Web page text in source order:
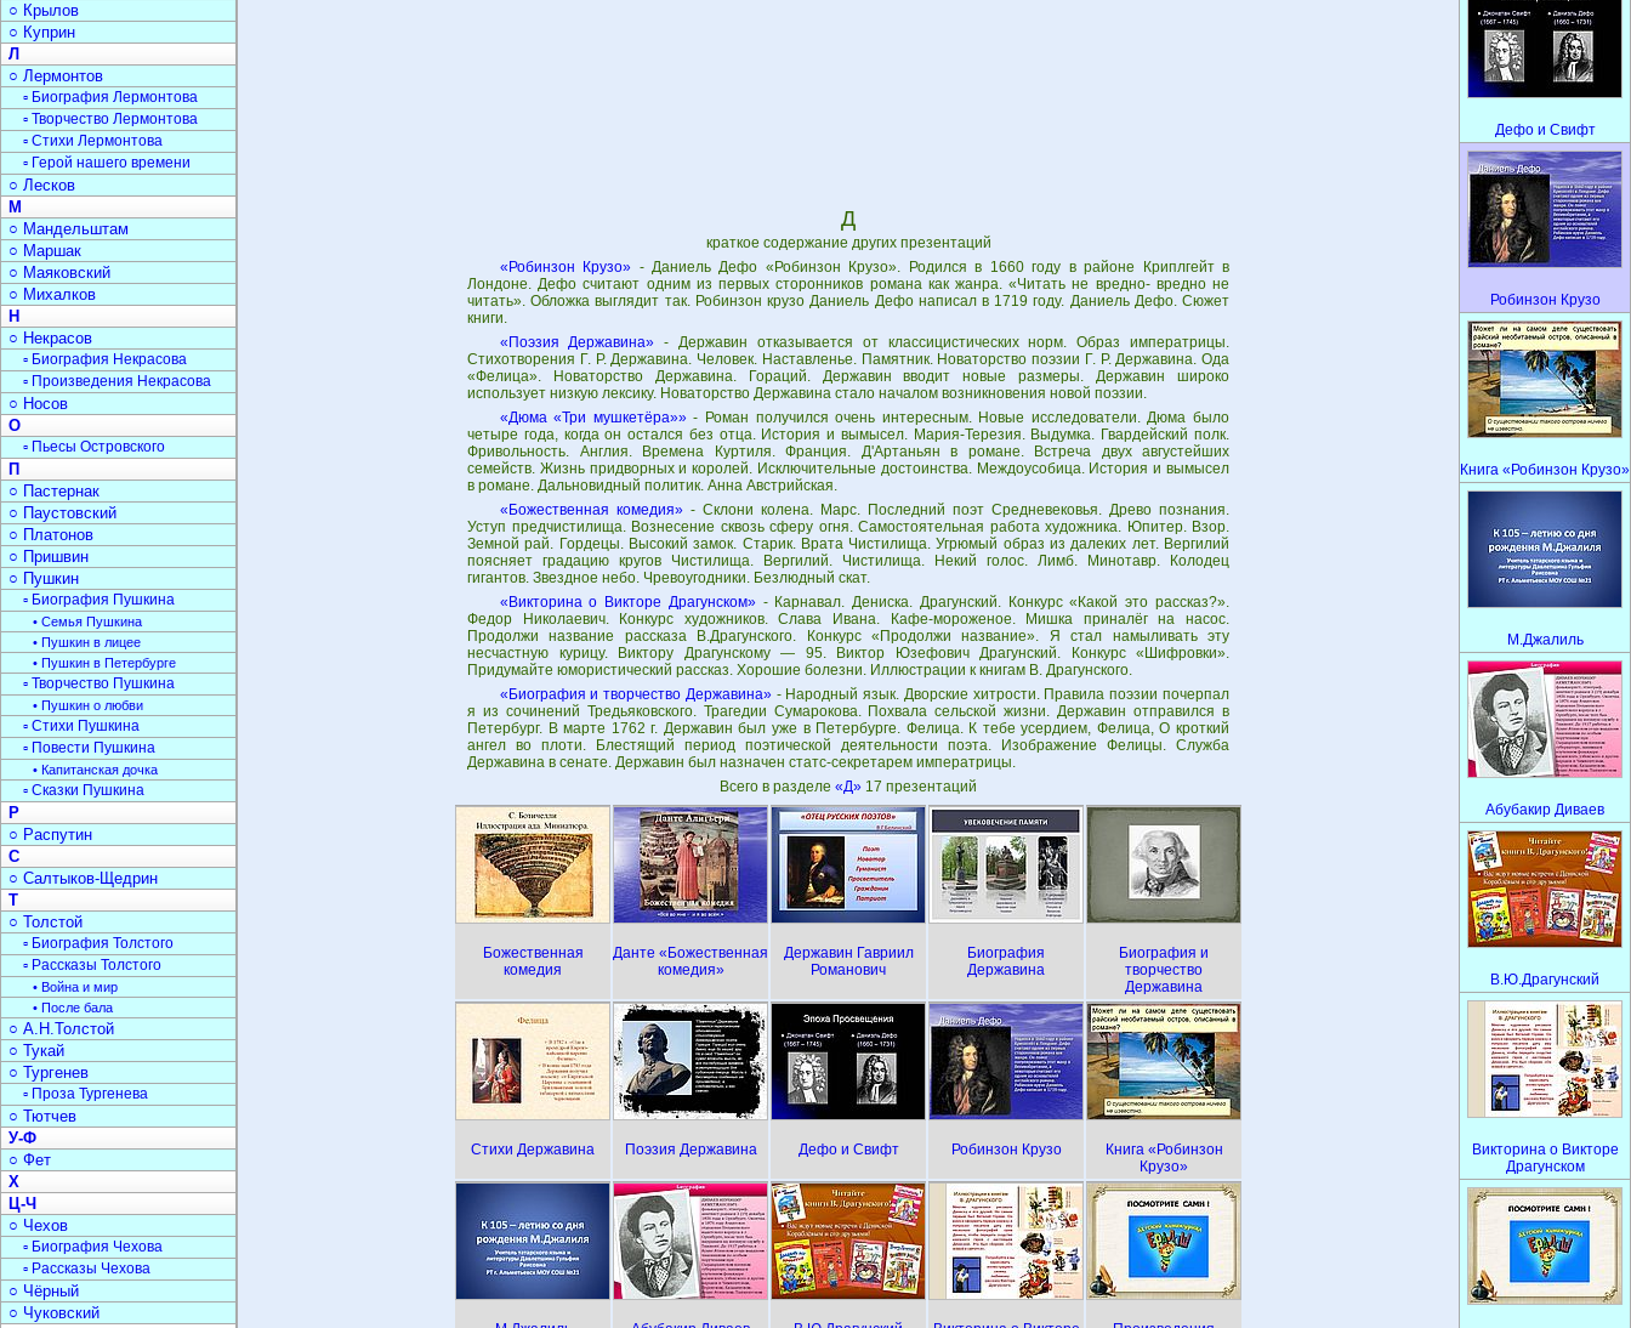
Д
краткое содержание других презентаций
«Робинзон Крузо» - Даниель Дефо «Робинзон Крузо». Родился в 1660 году в районе Криплгейт в
Лондоне. Дефо считают одним из первых сторонников романа как жанра. «Читать не вредно- вредно не
читать». Обложка выглядит так. Робинзон крузо Даниель Дефо написал в 1719 году. Даниель Дефо. Сюжет
книги.
«Поэзия Державина» - Державин отказывается от классицистических норм. Образ императрицы.
Стихотворения Г. Р. Державина. Человек. Наставленье. Памятник. Новаторство поэзии Г. Р. Державина. Ода
«Фелица». Новаторство Державина. Гораций. Державин вводит новые размеры. Державин широко
использует низкую лексику. Новаторство Державина стало началом возникновения новой поэзии.
«Дюма «Три мушкетёра»»- Роман получился очень интересным. Новые исследователи. Дюма было
четыре года, когда он остался без отца. История и вымысел. Мария-Терезия. Выдумка. Гвардейский полк.
Фривольность. Англия. Времена Куртиля. Франция. Д'Артаньян в романе. Встреча двух августейших
семейств. Жизнь придворных и королей. Исключительные достоинства. Междоусобица. История и вымысел
в романе. Дальновидный политик. Анна Австрийская.
«Божественная комедия»- Склони колена. Марс. Последний поэт Средневековья. Древо познания.
Уступ предчистилища. Вознесение сквозь сферу огня. Самостоятельная работа художника. Юпитер. Взор.
Земной рай. Гордецы. Высокий замок. Старик. Врата Чистилища. Угрюмый образ из далеких лет. Вергилий
поясняет градацию кругов Чистилища. Вергилий. Чистилища. Некий голос. Лимб. Минотавр. Колодец
гигантов. Звездное небо. Чревоугодники. Безлюдный скат.
«Викторина о Викторе Драгунском»- Карнавал. Дениска. Драгунский. Конкурс «Какой это рассказ?».
Федор Николаевич. Конкурс художников. Слава Ивана. Кафе-мороженое. Мишка приналёг на насос.
Продолжи название рассказа В.Драгунского. Конкурс «Продолжи название». Я стал намыливать эту
несчастную курицу. Виктору Драгунскому — 95. Виктор Юзефович Драгунский. Конкурс «Шифровки».
Придумайте юмористический рассказ. Хорошие болезни. Иллюстрации к книгам В. Драгунского.
«Биография и творчество Державина»- Народный язык. Дворские хитрости. Правила поэзии почерпал
я из сочинений Тредьяковского. Трагедии Сумарокова. Похвала сельской жизни. Державин отправился в
Петербург. В марте 1762 г. Державин был уже в Петербурге. Фелица. К тебе усердием, Фелица, О кроткий
ангел во плоти. Блестящий период поэтической деятельности поэта. Изображение Фелицы. Служба
Державина в сенате. Державин был назначен статс-секретарем императрицы.
Всего в разделе «Д» 17 презентаций
Божественная
комедия
Данте «Божественная
комедия»
Державин Гавриил
Романович
Биография
Державина
Биография и
творчество
Державина
Стихи Державина Поэзия Державина Дефо и Свифт Робинзон Крузо
Книга «Робинзон
Крузо»
○ Крылов
○ Куприн
Л
○ Лермонтов
▫ Биография Лермонтова
▫ Творчество Лермонтова
▫ Стихи Лермонтова
▫ Герой нашего времени
○ Лесков
М
○ Мандельштам
○ Маршак
○ Маяковский
○ Михалков
Н
○ Некрасов
▫ Биография Некрасова
▫ Произведения Некрасова
○ Носов
О
▫ Пьесы Островского
П
○ Пастернак
○ Паустовский
○ Платонов
○ Пришвин
○ Пушкин
▫ Биография Пушкина
• Семья Пушкина
• Пушкин в лицее
• Пушкин в Петербурге
▫ Творчество Пушкина
• Пушкин о любви
▫ Стихи Пушкина
▫ Повести Пушкина
• Капитанская дочка
▫ Сказки Пушкина
Р
○ Распутин
С
○ Салтыков-Щедрин
Т
○ Толстой
▫ Биография Толстого
▫ Рассказы Толстого
• Война и мир
• После бала
○ А.Н.Толстой
○ Тукай
○ Тургенев
▫ Проза Тургенева
○ Тютчев
У-Ф
○ Фет
Х
Ц-Ч
○ Чехов
▫ Биография Чехова
▫ Рассказы Чехова
○ Чёрный
○ Чуковский
Дефо и Свифт
Робинзон Крузо
Книга «Робинзон Крузо»
М.Джалиль
Абубакир Диваев
В.Ю.Драгунский
Викторина о Викторе
Драгунском